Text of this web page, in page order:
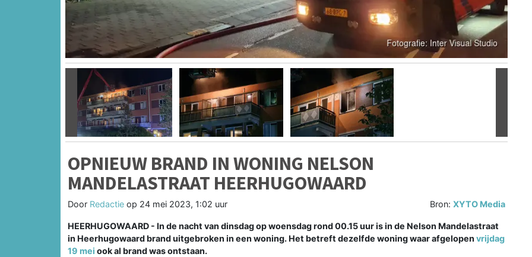
Vorige
OPNIEUW BRAND IN WONING NELSON
MANDELASTRAAT HEERHUGOWAARD
Door Redactie op 24 mei 2023, 1:02 uur Bron:XYTO Media
HEERHUGOWAARD - In de nacht van dinsdag op woensdag rond 00.15 uur is in de Nelson Mandelastraat
in Heerhugowaard brand uitgebroken in een woning. Het betreft dezelfde woning waar afgelopen vrijdag
19 mei ook al brand was ontstaan.